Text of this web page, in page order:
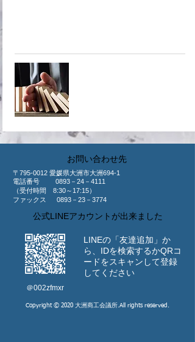
​お問い合わせ先
〒795-0012 愛媛県大洲市大洲694-1
​電話番号 0893－24－4111
（受付時間 8:30～17:15）
ファックス 0893－23－3774
公式LINEアカウントが出来ました
​＠002zfmxr
LINEの「友達追加」か
ら、IDを検索するか​QRコ
ードをスキャンして登録
してください
Copyright © 2020 大洲商工会議所.All rights reserved.